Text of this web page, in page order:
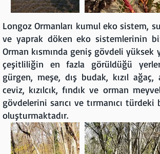
Longoz Ormanları kumul eko sistem,
ve yaprak döken eko sistemlerinin
Orman kısmında geniş gövdeli yüksek
çeşitliliğin en fazla görüldüğü
gürgen, meşe, dış budak, kızıl
ceviz, kızılcık, fındık ve orman
gövdelerini sarıcı ve tırmanıcı
oluşturmaktadır.